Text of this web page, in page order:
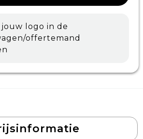
logo in de
offertemand